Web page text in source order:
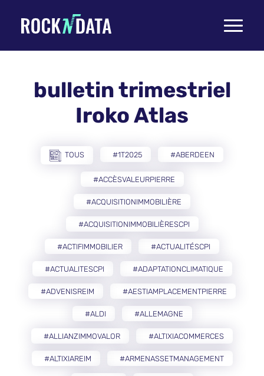
Toggle
bulletin trimestriel
Iroko Atlas
TOUS #1T2025 #ABERDEEN
#ACCÈSVALEURPIERRE
#ACQUISITIONIMMOBILIÈRE
#ACQUISITIONIMMOBILIÈRESCPI
#ACTIFIMMOBILIER #ACTUALITÉSCPI
#ACTUALITESCPI #ADAPTATIONCLIMATIQUE
#ADVENISREIM #AESTIAMPLACEMENTPIERRE
#ALDI #ALLEMAGNE
#ALLIANZIMMOVALOR #ALTIXIACOMMERCES
#ALTIXIAREIM #ARMENASSETMANAGEMENT